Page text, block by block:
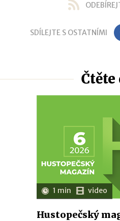
SDÍLEJTE S OSTATNÍMI
Čtěte
1 min video
Hustopečský